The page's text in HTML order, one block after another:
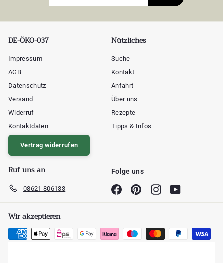
DE-ÖKO-037
Impressum
AGB
Datenschutz
Versand
Widerruf
Kontaktdaten
Vertrag widerrufen
Nützliches
Suche
Kontakt
Anfahrt
Über uns
Rezepte
Tipps & Infos
Ruf uns an
08621 806133
Folge uns
FacebookPinterestInstagram
Wir akzeptieren